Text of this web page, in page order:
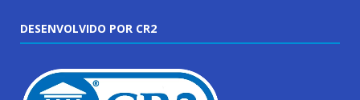
DESENVOLVIDO POR CR2